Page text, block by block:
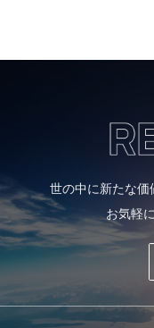
世の中に新たな価
お気軽